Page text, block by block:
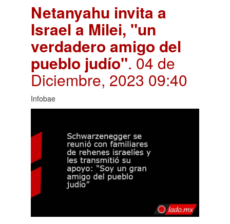
Netanyahu invita a
Israel a Milei, "un
verdadero amigo del
pueblo judío". 04 de
Diciembre, 2023 09:40
Infobae